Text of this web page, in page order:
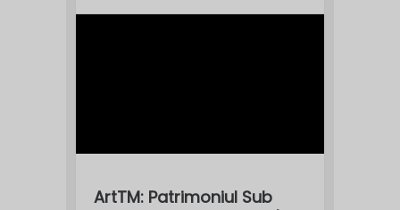
ArtTM: Patrimoniul Sub